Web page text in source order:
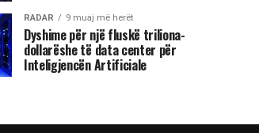
RADAR 9 muaj më herët
Dyshime për një fluskë triliona-
dollarëshe të data center për
Inteligjencën Artificiale